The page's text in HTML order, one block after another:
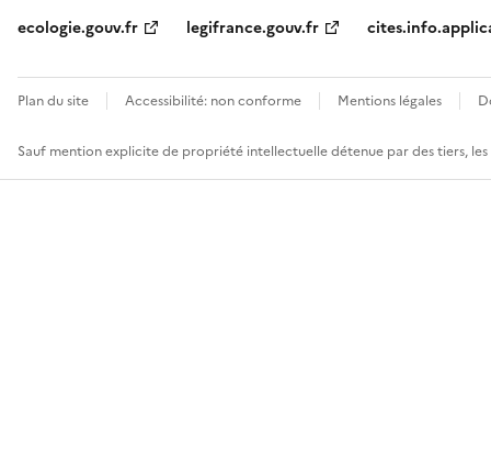
ecologie.gouv.fr
legifrance.gouv.fr
Plan du site Accessibilité: non conforme Mentions légales
Sauf mention explicite de propriété intellectuelle détenue par des tiers,